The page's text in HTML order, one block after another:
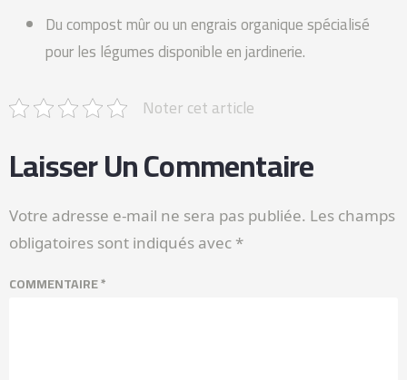
Du compost mûr ou un engrais organique spécialisé
pour les légumes disponible en jardinerie.
Noter cet article
Laisser Un Commentaire
Votre adresse e-mail ne sera pas publiée. Les champs
obligatoires sont indiqués avec *
COMMENTAIRE*